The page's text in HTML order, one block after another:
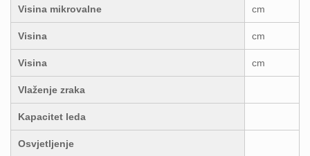
Visina mikrovalne cm
Visina cm
Visina cm
Vlaženje zraka
Kapacitet leda
Osvjetljenje